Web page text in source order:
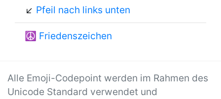
↙ Pfeil nach links unten
☮ Friedenszeichen
Alle Emoji-Codepoint werden im Rahmen des
Unicode Standard verwendet und